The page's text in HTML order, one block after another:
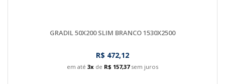
GRADIL 50X200 SLIM BRANCO 1530X2500
R$ 472,12
em até 3x de R$ 157,37sem juros